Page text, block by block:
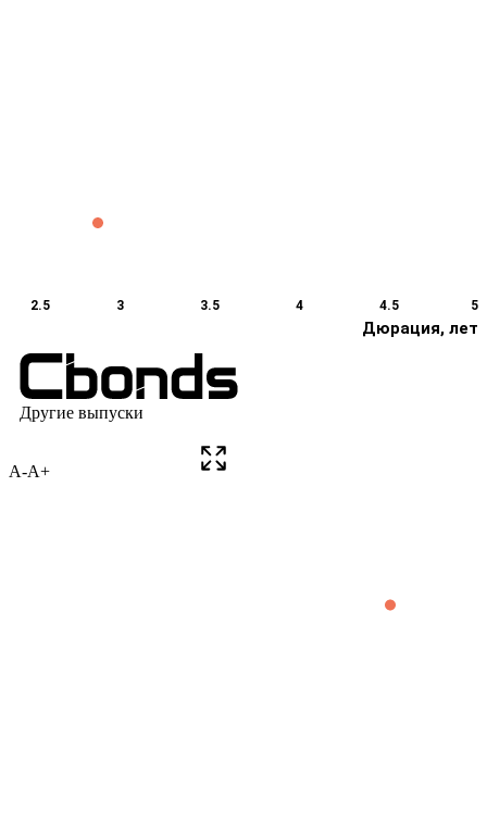
A-A+